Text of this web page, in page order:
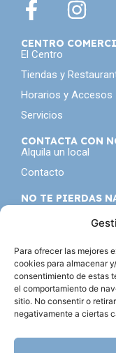
Para ofrecer las mejores
cookies para almacenar
consentimiento de estas
el comportamiento de
sitio. No consentir o
negativamente a ciertas
CENTRO
El Centro
Tiendas y
Horarios y Accesos
Servicios
CONTACTA CON
Alquila un local
Contacto
NO TE PIERDAS
Seguro que
de todo,
Acepto la